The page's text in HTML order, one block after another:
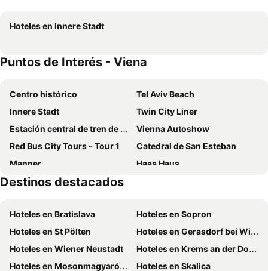
Hotel Sacher Wien
arte Hotel Wien Stadthalle
Hotel Austria
Hampton By Hilton Vienna City West
Aparthotel - Smart Apart Living
Doubletree by Hilton Vienna Schonbrunn
Ibercity Wien Schonbrunn
Clarion Hotel Vienna South
Boutique Hotel Das Tigra
Austria Trend Hotel Savoyen Vienna
Le Méridien Vienna
NH Collection Wien Zentrum
Boutique Hotel Am Stephansplatz
Novotel Wien Hauptbahnhof
Hilton Vienna Park
Steigenberger Hotel Herrenhof
ibis Wien City
Hotel Post Wien
Arcotel Aq Wien
Spark By Hilton Vienna Messe Prater
Hoteles en Innere Stadt
Puntos de Interés - Viena
Centro histórico
Tel Aviv Beach
Innere Stadt
Twin City Liner
Estación central de tren de Viena
Vienna Autoshow
Red Bus City Tours - Tour 1
Catedral de San Esteban
Manner
Haas Haus
Brigittenau
Casablanca
Plus Bowling
Pfarre Erdberg Sankt Peter und Paul
Tiefer Graben
Dúbravka
Kaiserwasser
Brigittenau
Destinos destacados
Hoteles en Bratislava
Hoteles en Sopron
Hoteles en St Pölten
Hoteles en Gerasdorf bei Wien
Hoteles en Wiener Neustadt
Hoteles en Krems an der Donau
Hoteles en Mosonmagyaróvar
Hoteles en Skalica